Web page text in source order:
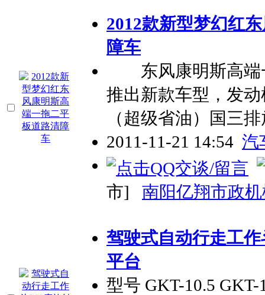
2012款新型梦幻红
障车
东风康明斯高端
推出新款车型，发
（超级省油）国三
2011-11-21 14:54 汽
市] 南阳亿翔市政
驾驶式自动行走工
平台
型号 GKT-10.5